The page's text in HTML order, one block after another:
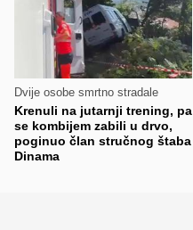
Dvije osobe smrtno stradale
Krenuli na jutarnji trening, pa
se kombijem zabili u drvo,
poginuo član stručnog štaba
Dinama